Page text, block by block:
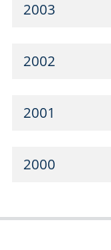
2003
2002
2001
2000